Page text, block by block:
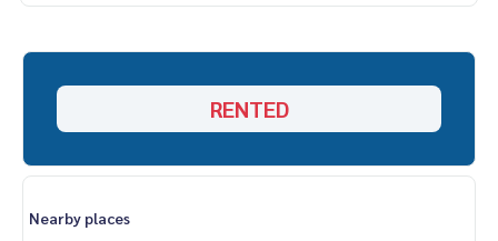
- เครื่องทำน้ำอุ่น
- ผ้าม่าน
- Digital Doorlock
-เครื่องใช้ไฟฟ้าตามรูปค่ะ
RENTED
Nearby places